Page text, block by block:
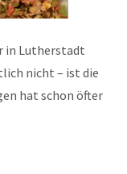
in Lutherstadt
nicht – ist die
hat schon öfter